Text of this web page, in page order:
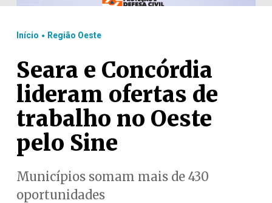
Início . Região Oeste
Seara e Concórdia
lideram ofertas de
trabalho no Oeste
pelo Sine
Municípios somam mais de 430
oportunidades